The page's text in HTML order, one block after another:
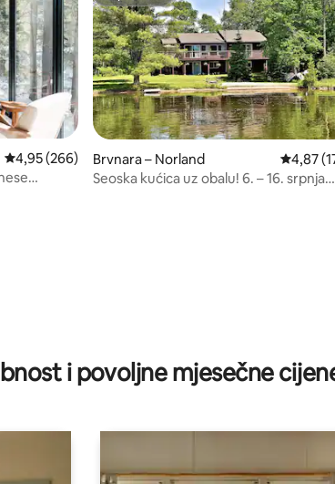
Prosječna ocjena: 4,95/5, recenzija: 266
4,95 (266)
Brvnara – Norland
4,87
Seoska kućica uz obalu! 6. – 16. srpnja
i povoljne mjesečne